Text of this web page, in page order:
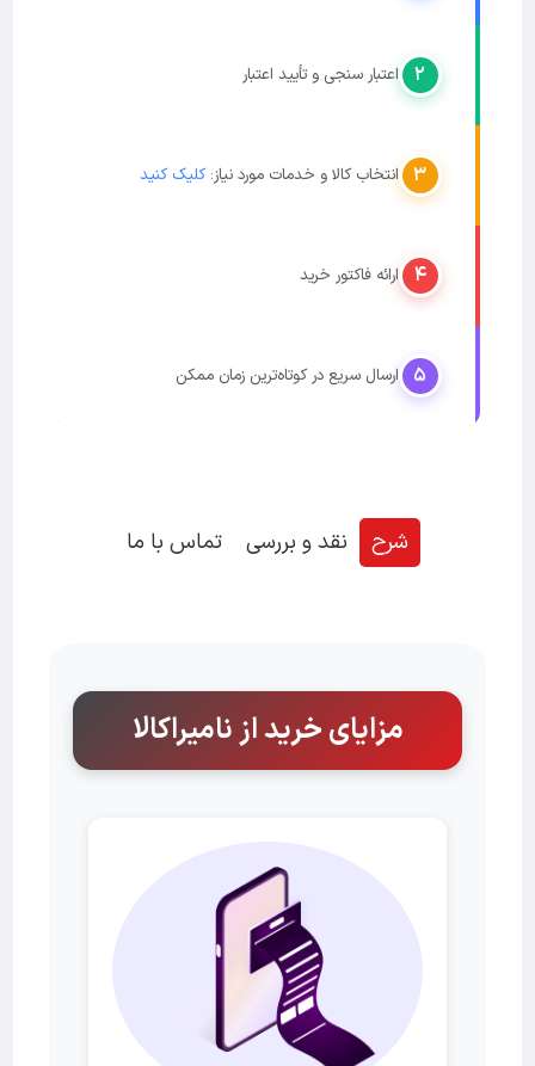
۲ اعتبار سنجی و تأیید اعتبار
۳ انتخاب کالا و خدمات مورد نیاز:کلیک کنید
۴ ارائه فاکتور خرید
۵ ارسال سریع در کوتاه‌ترین زمان ممکن
شرح نقد و بررسی تماس با ما
مزایای خرید از نامیراکالا